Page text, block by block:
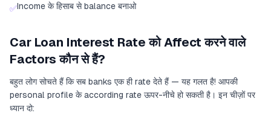
✅Income के हिसाब से balance बनाओ
Car Loan Interest Rate को Affect करने वाले
Factors कौन से हैं?
बहुत लोग सोचते हैं कि सब banks एक ही rate देते हैं — यह गलत है! आपकी
personal profile के according rate ऊपर-नीचे हो सकती है। इन चीज़ों पर
ध्यान दो: